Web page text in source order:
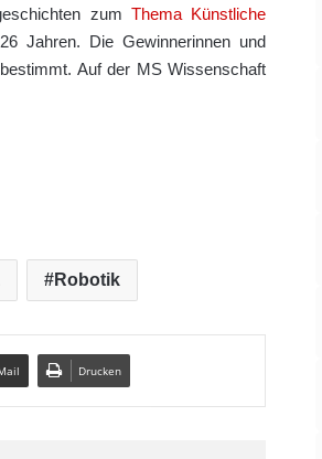
zum Thema Künstliche
Jahren. Die Gewinnerinnen und
Auf der MS Wissenschaft
Robotik
Drucken